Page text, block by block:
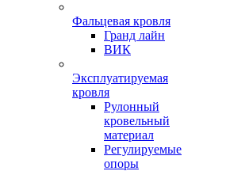
Фальцевая кровля
Гранд лайн
ВИК
Эксплуатируемая
кровля
Рулонный
кровельный
материал
Регулируемые
опоры